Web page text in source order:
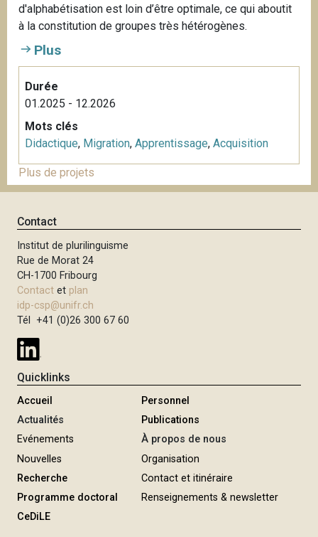
d'alphabétisation est loin d’être optimale, ce qui aboutit
à la constitution de groupes très hétérogènes.
Plus
Durée
01.2025 - 12.2026
Mots clés
Didactique, Migration, Apprentissage, Acquisition
Plus de projets
Contact
Institut de plurilinguisme
Rue de Morat 24
CH-1700 Fribourg
Contact et plan
idp-csp@unifr.ch
Tél +41 (0)26 300 67 60
Quicklinks
Accueil
Actualités
Evénements
Nouvelles
Recherche
Programme doctoral
CeDiLE
Personnel
Publications
À propos de nous
Organisation
Contact et itinéraire
Renseignements & newsletter